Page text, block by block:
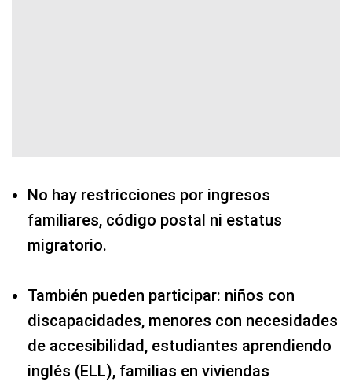
No hay restricciones por ingresos
familiares, código postal ni estatus
migratorio.
También pueden participar: niños con
discapacidades, menores con necesidades
de accesibilidad, estudiantes aprendiendo
inglés (ELL), familias en viviendas